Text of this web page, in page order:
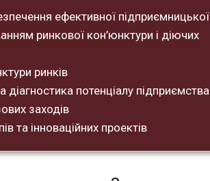
ефективної підприємницької
ринкової кон’юнктури і діючих
ринків
діагностика потенціалу підприємства
заходів
та інноваційних проектів